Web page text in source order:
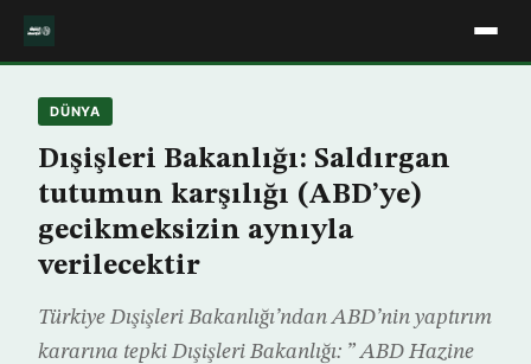
DÜNYA
Dışişleri Bakanlığı: Saldırgan
tutumun karşılığı (ABD’ye)
gecikmeksizin aynıyla
verilecektir
Türkiye Dışişleri Bakanlığı’ndan ABD’nin yaptırım
kararına tepki Dışişleri Bakanlığı: ” ABD Hazine